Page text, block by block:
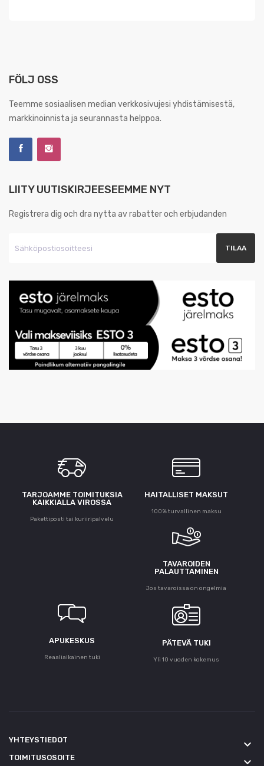
FÖLJ OSS
Teemme sosiaalisen median verkkosivujesi yhdistämisestä,
markkinoinnista ja seurannasta helppoa.
LIITY UUTISKIRJEESEEMME NYT
Registrera dig och dra nytta av rabatter och erbjudanden
TARJOAMME TOIMITUKSIA
KAIKKIALLA VIROSSA
Pakettiposti tai kuriiripalvelu
HAITALLISET MAKSUT
100% turvallinen maksu
TAVAROIDEN
PALAUTTAMINEN
Jos tavaroissa on ongelmia
APUKESKUS
Reaaliaikainen tuki
PÄTEVÄ TUKI
Yli 10 vuoden kokemus
YHTEYSTIEDOT keyboard_arrow_down
TOIMITUSOSOITE keyboard_arrow_down